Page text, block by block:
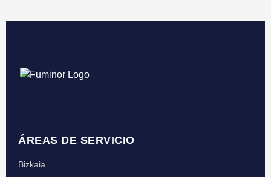
ÁREAS DE SERVICIO
Bizkaia